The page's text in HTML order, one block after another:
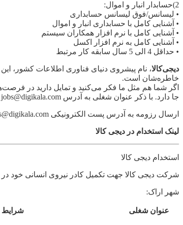
2)حسابدار انبار و اموال:
• لیسانس/فوق لیسانس حسابداری
• آشنایی کامل با حسابداری انبار و اموال
• آشنایی کامل با نرم افزار همکاران سیستم
• آشنایی کامل به نرم افزار اکسل
• حداقل 4 الی 5 سال سابقه کار مرتبط
دیجیکالا، نام پیشروی دنیای فناوری اطلاعات کشور،
خاطره‌شان است.
اگر شما هم مثل ما فکر می‌کنید و تمایل دارید در
جا دارد. با ذکر عنوان شغلی به آدرس jobs@digikala.com ایمیل بزنید و وارد شگفت‌انگیزترین تجربه‌ی زندگی حرفه‌ای‌تان شوید.
ارسال رزومه به آدرس پست الکترونیکی jobs@digikala.com و یا مشاهده
لینک استخدام در دیجی کالا
استخدام دیجی کالا
شرکت دیجی کالا جهت تکمیل کادر نیروی انسانی خود
شهر اراک:
عنوان شغلی شرایط